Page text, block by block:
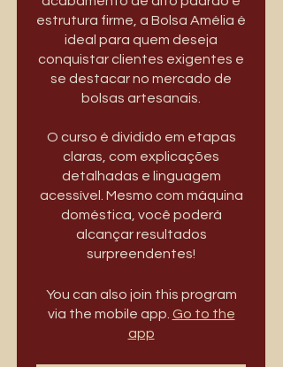
estrutura firme, a Bolsa Amélia é
ideal para quem deseja
conquistar clientes exigentes e
se destacar no mercado de
bolsas artesanais.
O curso é dividido em etapas
claras, com explicações
detalhadas e linguagem
acessível. Mesmo com máquina
doméstica, você poderá
alcançar resultados
surpreendentes!
You can also join this program
via the mobile app. Go to the
app